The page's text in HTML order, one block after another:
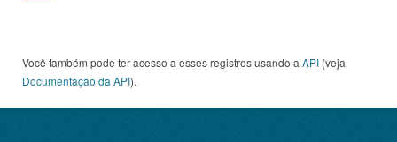
Você também pode ter acesso a esses registros usando a API (veja
Documentação da API).